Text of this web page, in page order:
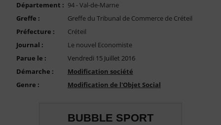
Compte PRO
Département : 94 - Val-de-Marne
Greffe :
Greffe du Tribunal de Commerce de Créteil
Préfecture :
Créteil
Journal :
Le nouvel Economiste
Parue le :
Vendredi 15 Juillet 2016
Démarche :
Modification société
Genre :
Modification de l'Objet Social
BUBBLE SPORT